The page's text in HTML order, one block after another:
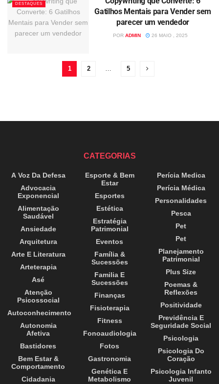
DESTAQUES
Gatilhos Mentais para Vender sem
parecer um vendedor
POR ADMIN 26 MAIO , 2025
1 2 … 5
CATEGORIAS
A Voz Da Defesa
Advocacia
Exponencial
Alimentação
Saudável
Ansiedade
Arquitetura
Arte E Literatura
Arteterapia
Asé
Atenção
Psicossocial
Autoconhecimento
Autonomia
Afetiva
Bastidores
Bem Estar &
Comportamento
Cidadania
Esporte & Bem
Estar
Esportes
Estética
Estratégia
Patrimonial
Eventos
Família &
Sucessões
Familia E
Sucessões
Finanças
Fisioterapia
Fitness
Fonoaudiologia
Fotos
Gastronomia
Genética E
Metabolismo
Perícia Medica
Perícia Médica
Personalidades
Pesca
Pet
Pet
Planejamento
Patrimonial
Plus Size
Poemas &
Reflexões
Positividade
Previdência E
Seguridade Social
Psicologia
Psicologia Do
Coração
Psicologia Infanto
Juvenil